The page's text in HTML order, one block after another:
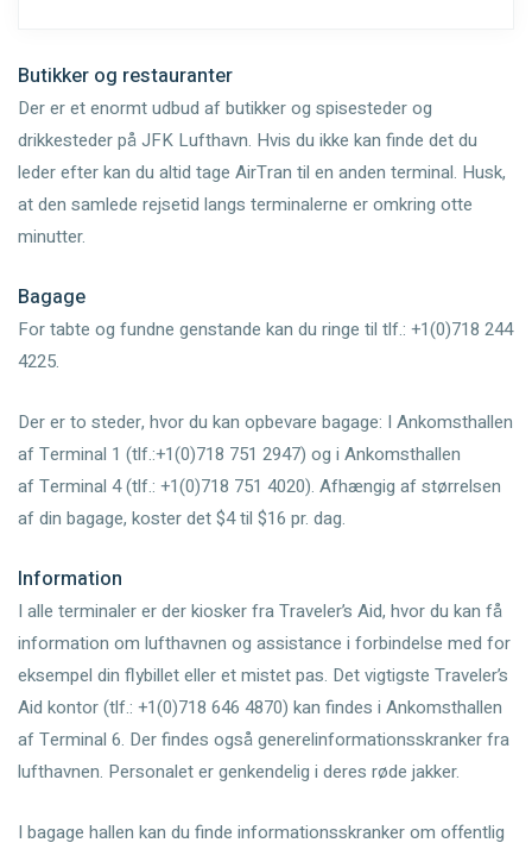
Butikker og restauranter
Der er et enormt udbud af butikker og spisesteder og
drikkesteder på JFK Lufthavn. Hvis du ikke kan finde det du
leder efter kan du altid tage AirTran til en anden terminal. Husk,
at den samlede rejsetid langs terminalerne er omkring otte
minutter.
Bagage
For tabte og fundne genstande kan du ringe til tlf.: +1(0)718 244
4225.
Der er to steder, hvor du kan opbevare bagage: I Ankomsthallen
af Terminal 1 (tlf.:+1(0)718 751 2947) og i Ankomsthallen
af Terminal 4 (tlf.: +1(0)718 751 4020). Afhængig af størrelsen
af din bagage, koster det $4 til $16 pr. dag.
Information
I alle terminaler er der kiosker fra Traveler’s Aid, hvor du kan få
information om lufthavnen og assistance i forbindelse med for
eksempel din flybillet eller et mistet pas. Det vigtigste Traveler’s
Aid kontor (tlf.: +1(0)718 646 4870) kan findes i Ankomsthallen
af Terminal 6. Der findes også generelinformationsskranker fra
lufthavnen. Personalet er genkendelig i deres røde jakker.
I bagage hallen kan du finde informationsskranker om offentlig